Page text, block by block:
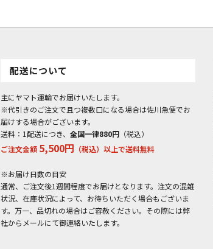
配送について
主にヤマト運輸でお届けいたします。
※代引きのご注文で且つ複数口になる場合は佐川急便でお
届けする場合がございます。
送料：1配送につき、 全国一律880円 （税込）
ご注文金額 5,500円 （税込）以上で送料無料
※お届け日数の目安
通常、ご注文後1週間程度でお届けとなります。注文の混雑
状況、在庫状況によって、お待ちいただく場合もございま
す。万一、品切れの場合はご容赦ください。その際には弊
社からメールにて御連絡いたします。